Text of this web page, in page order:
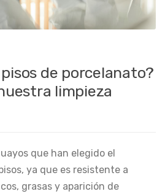
de porcelanato?
limpieza
que han elegido el
ya que es resistente a
grasas y aparición de